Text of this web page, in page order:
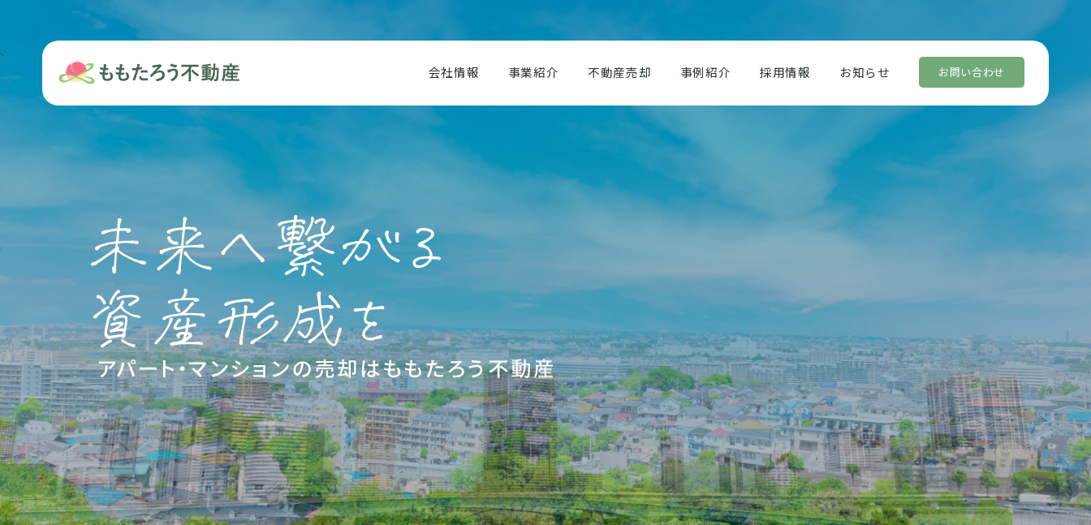
アパート・マンションの売却・ももたろう不動産
会社情報 事業紹介 不動産売却 事例紹介 採用情報 お知らせ お問い合わせ